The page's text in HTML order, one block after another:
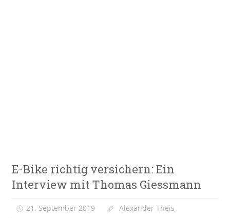
Versicherung
Meinung
Kolumne
E-Bike richtig versichern: Ein
Interview mit Thomas Giessmann
21. September 2019 Alexander Theis